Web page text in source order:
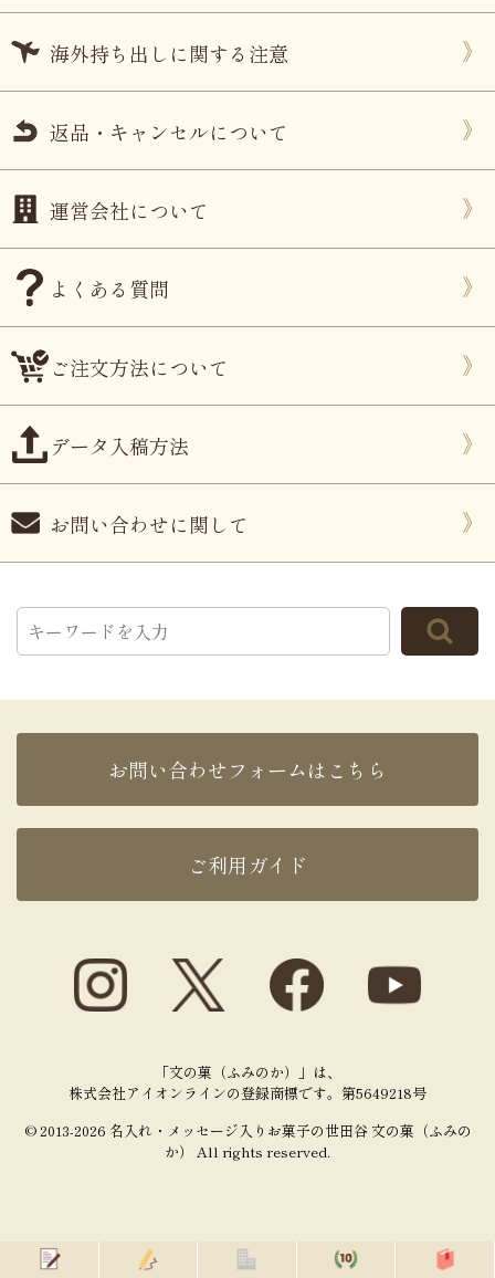
海外持ち出しに関する注意
返品・キャンセルについて
運営会社について
よくある質問
ご注文方法について
データ入稿方法
お問い合わせに関して
お問い合わせフォームはこちら
ご利用ガイド
「文の菓（ふみのか）」は、
株式会社アイオンラインの登録商標です。第5649218号
© 2013-2026 名入れ・メッセージ入りお菓子の世田谷 文の菓（ふみの
か） All rights reserved.